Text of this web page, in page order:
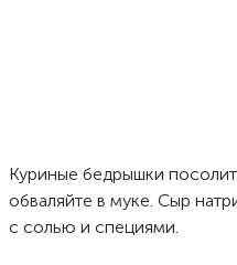
Куриные бедрышки
обваляйте в муке. Сыр
с солью и специями.